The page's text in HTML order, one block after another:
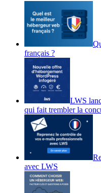
français ?
LWS
qui fait trembler la
avec LWS